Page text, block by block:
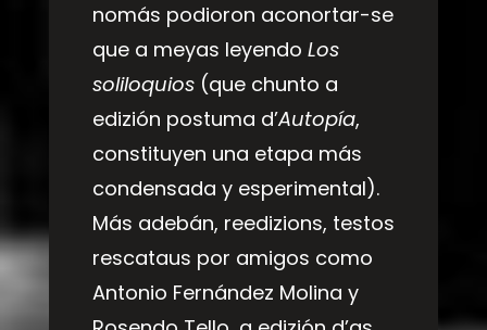
nomás podioron aconortar-se
que a meyas leyendo Los
soliloquios (que chunto a
edizión postuma d’Autopía,
constituyen una etapa más
condensada y esperimental).
Más adebán, reedizions, testos
rescataus por amigos como
Antonio Fernández Molina y